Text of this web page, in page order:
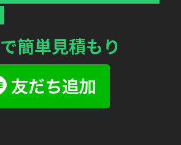
簡単見積もり